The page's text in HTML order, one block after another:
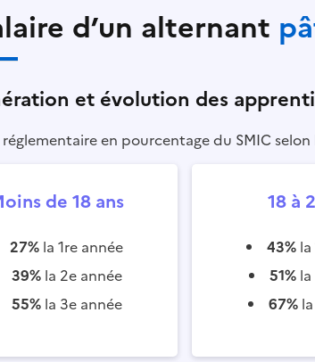
d’un alternant
et évolution des
en pourcentage du SMIC selon
de 18 ans
27% la 1re année
39% la 2e année
55% la 3e année
18 à
43%
51%
67%